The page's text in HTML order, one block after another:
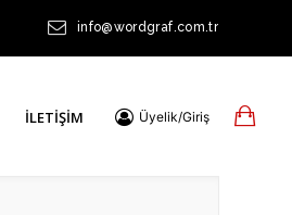
info@wordgraf.com.tr
İLETIŞIM Üyelik/Giriş